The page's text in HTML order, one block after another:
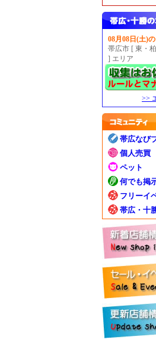
08月08日(土)
帯広市 [ 東・
] エリア
>>
帯広なび
個人売買
ペット
何でも掲
フリーイ
帯広・十